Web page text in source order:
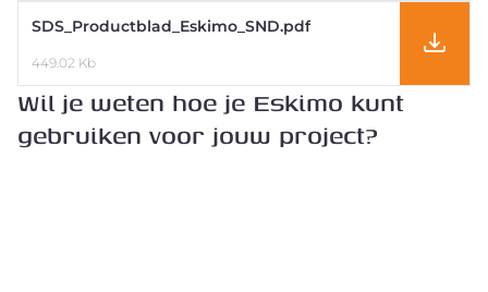
Wil je weten hoe je Eskimo kunt
gebruiken voor jouw project?
SDS_Productblad_Eskimo_SND.pdf
449.02 Kb